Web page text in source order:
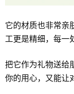
它的材质也非常亲
工更是精细，每一
把它作为礼物送给
你的用心，又能让